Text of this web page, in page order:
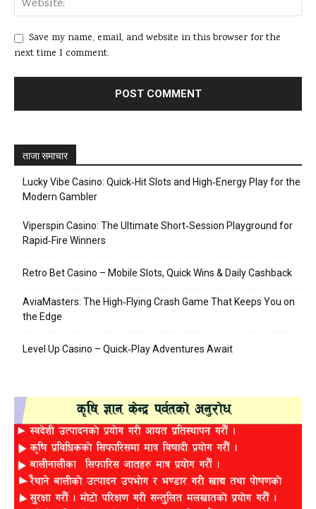
Save my name, email, and website in this browser for the
next time I comment.
ताजा समाचार
Lucky Vibe Casino: Quick‑Hit Slots and High‑Energy Play for the
Modern Gambler
Viperspin Casino: The Ultimate Short‑Session Playground for
Rapid‑Fire Winners
Retro Bet Casino – Mobile Slots, Quick Wins & Daily Cashback
AviaMasters: The High‑Flying Crash Game That Keeps You on
the Edge
Level Up Casino – Quick‑Play Adventures Await